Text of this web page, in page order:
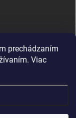
prechádzaním
Viac
TENZI. Všetky